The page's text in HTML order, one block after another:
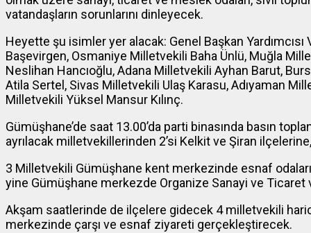
vatandaşların sorunlarını dinleyecek.
Heyette şu isimler yer alacak: Genel Başkan
Başevirgen, Osmaniye Milletvekili Baha Ünlü, Muğla
Neslihan Hancıoğlu, Adana Milletvekili Ayhan Barut,
Atila Sertel, Sivas Milletvekili Ulaş Karasu, Adıyaman
Milletvekili Yüksel Mansur Kılınç.
Gümüşhane’de saat 13.00’da parti binasında basın
ayrılacak milletvekillerinden 2’si Kelkit ve Şiran
3 Milletvekili Gümüşhane kent merkezinde esnaf
yine Gümüşhane merkezde Organize Sanayi ve Ticaret
Akşam saatlerinde de ilçelere gidecek 4 milletvekili
merkezinde çarşı ve esnaf ziyareti gerçekleştirecek.